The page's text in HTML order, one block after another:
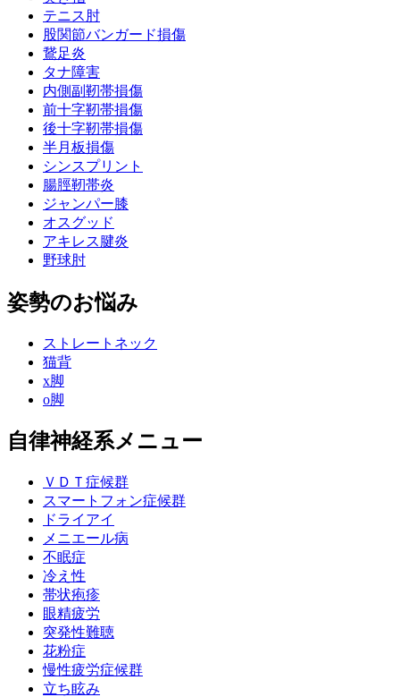
テニス肘
股関節バンガード損傷
鵞足炎
タナ障害
内側副靭帯損傷
前十字靭帯損傷
後十字靭帯損傷
半月板損傷
シンスプリント
腸脛靭帯炎
ジャンパー膝
オスグッド
アキレス腱炎
野球肘
姿勢のお悩み
ストレートネック
猫背
x脚
o脚
自律神経系メニュー
ＶＤＴ症候群
スマートフォン症候群
ドライアイ
メニエール病
不眠症
冷え性
帯状疱疹
眼精疲労
突発性難聴
花粉症
慢性疲労症候群
立ち眩み